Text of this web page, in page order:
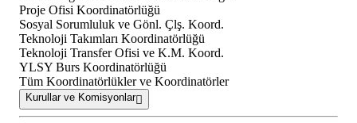
Proje Ofisi Koordinatörlüğü
Sosyal Sorumluluk ve Gönl. Çlş. Koord.
Teknoloji Takımları Koordinatörlüğü
Teknoloji Transfer Ofisi ve K.M. Koord.
YLSY Burs Koordinatörlüğü
Tüm Koordinatörlükler ve Koordinatörler
Kurullar ve Komisyonlar